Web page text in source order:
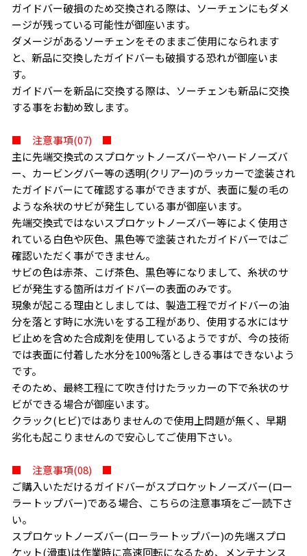
ガイドバー破損のため交換される際は、ソーチェンにもダメ
ージが残っている可能性が御座います。
ダメージがあるソーチェンをそのままご使用になられます
と、新品に交換したガイドバーも破損する恐れが御座いま
す。
ガイドバーを新品に交換する際は、ソーチェンも新品に交換
する事をお勧め致します。
■ 注意事項(07) ■
主に先端交換式のスプロケットノーズバーやハードノーズバ
ー、カービングバー等の透明(クリアー)のラッカーで塗装され
たガイドバーにて確認する事ができますが、表面に髪の毛の
ような糸状のサビが発生している事が御座います。
先端交換式ではないスプロケットノーズバー等によく使用さ
れている白色や灰色、黒色等で塗装されたガイドバーではご
確認いただく事ができません。
サビの色は赤茶、こげ茶色、黒色等になりまして、糸状のサ
ビが発生する箇所はガイドバーの表面のみです。
現象が起こる理由としましては、製造工程でガイドバーの油
分を落とす時に水洗いをする工程があり、使用する水にはサ
ビ止めを含めた合成剤を使用しているようですが、今の技術
では表面に付着した水分を100%落としきる事はできないよう
です。
そのため、最終工程にて吹き付けたラッカーの下で糸状のサ
ビができる場合が御座います。
クラック(ヒビ)ではありませんので使用上問題が無く、早期
劣化も起こりませんので安心してご使用下さい。
■ 注意事項(08) ■
ご購入いただけるガイドバーがスプロケットノーズバー(ロー
ラートップバー)である場合、こちらの注意事項をご一読下さ
い。
スプロケットノーズバー(ローラートップバー)の先端スプロ
ケット(滑車)は作業時に高速回転になるため、メンテナンス